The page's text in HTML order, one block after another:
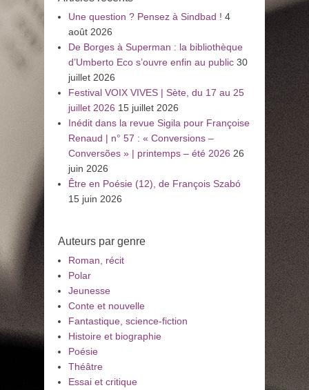
Une question ? Pensez à Sindbad ! 4
août 2026
De Borges à Superman : la bibliothèque
d’Umberto Eco s’ouvre enfin au public 30
juillet 2026
Festival VOIX VIVES | Sète, du 17 au 25
juillet 2026 15 juillet 2026
Inédit dans la revue Sigila pour Françoise
Renaud | n° 57 : « Conversions –
Conversões » | printemps – été 2026 26
juin 2026
Être en Poésie (12), de François Szabó
15 juin 2026
Auteurs par genre
Roman, récit
Polar
Jeunesse
Conte et nouvelle
Fantastique, science-fiction
Histoire et biographie
Poésie
Théâtre
Essai et critique